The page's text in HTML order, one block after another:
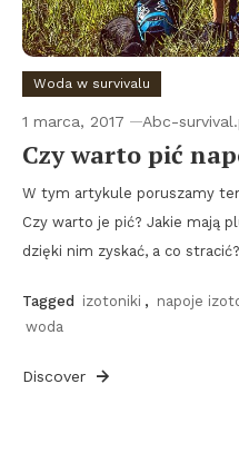
Woda w survivalu
1 marca, 2017 Abc-
Czy warto pić
W tym artykule poruszamy
Czy warto je pić? Jakie mają
dzięki nim zyskać, a co stracić?
Tagged izotoniki , napoje
woda
Discover